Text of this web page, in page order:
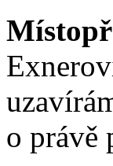
o právě